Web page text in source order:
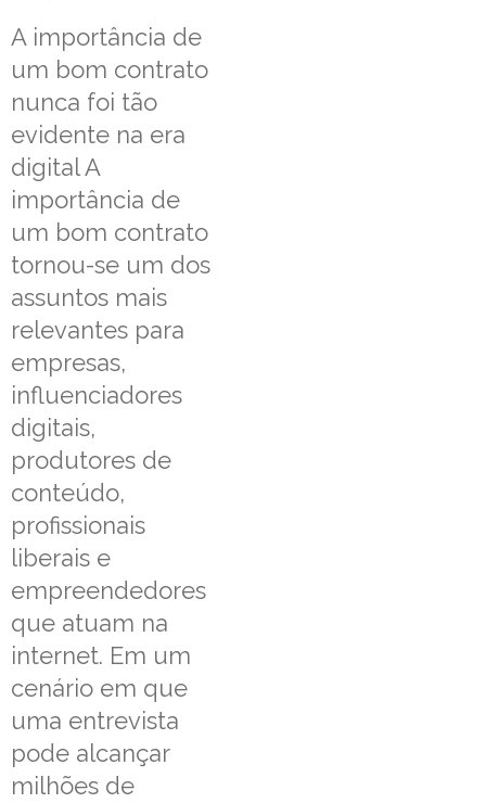
A importância de
um bom contrato
nunca foi tão
evidente na era
digital A
importância de
um bom contrato
tornou-se um dos
assuntos mais
relevantes para
empresas,
influenciadores
digitais,
produtores de
conteúdo,
profissionais
liberais e
empreendedores
que atuam na
internet. Em um
cenário em que
uma entrevista
pode alcançar
milhões de